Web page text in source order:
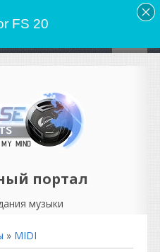
портал
музыки
» MIDI
FS 20